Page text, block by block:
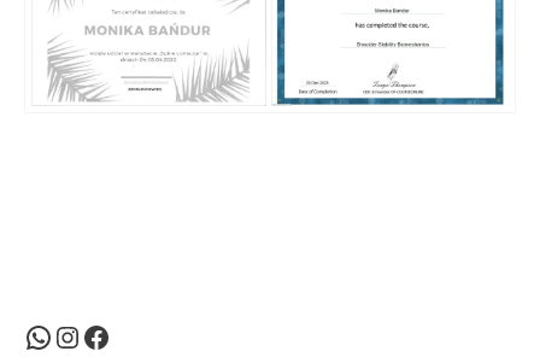
WhatsApp
Instagram